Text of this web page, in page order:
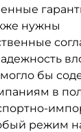
нужны
бы
в
режим